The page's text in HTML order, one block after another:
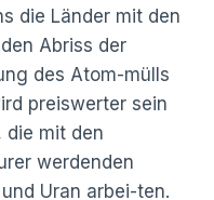
die Länder mit den
Abriss der
des Atom-mülls
preiswerter sein
die mit den
werdenden
Uran arbei-ten.